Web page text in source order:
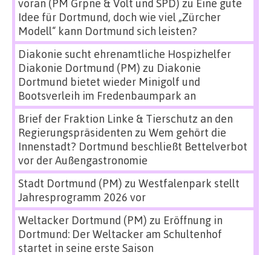
voran (PM Grpne & Volt und SPD) zu Eine gute
Idee für Dortmund, doch wie viel „Zürcher
Modell“ kann Dortmund sich leisten?
Diakonie sucht ehrenamtliche Hospizhelfer
Diakonie Dortmund (PM) zu Diakonie
Dortmund bietet wieder Minigolf und
Bootsverleih im Fredenbaumpark an
Brief der Fraktion Linke & Tierschutz an den
Regierungspräsidenten zu Wem gehört die
Innenstadt? Dortmund beschließt Bettelverbot
vor der Außengastronomie
Stadt Dortmund (PM) zu Westfalenpark stellt
Jahresprogramm 2026 vor
Weltacker Dortmund (PM) zu Eröffnung in
Dortmund: Der Weltacker am Schultenhof
startet in seine erste Saison